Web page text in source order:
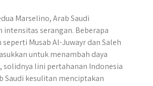
Marselino, Arab Saudi
intensitas serangan. Beberapa
Musab Al-Juwayr dan Saleh
untuk menambah daya
solidnya lini pertahanan Indonesia
Saudi kesulitan menciptakan